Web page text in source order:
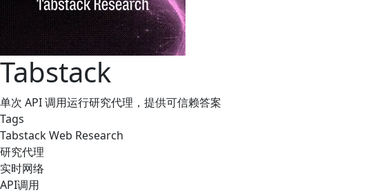
Tabstack
单次 API 调用运行研究代理，提供可信赖答案
Tags
Tabstack Web Research
研究代理
实时网络
API调用